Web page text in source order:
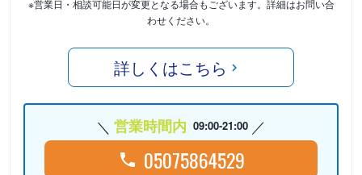
※営業日・相談可能日が変更となる場合もございます。詳細はお問い合
わせください。
詳しくはこちら
営業時間内 09:00-21:00
05075864529